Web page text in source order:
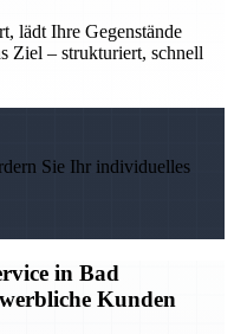
lädt Ihre Gegenstände
Ziel – strukturiert, schnell
Sie Ihr individuelles
in Bad
Kunden